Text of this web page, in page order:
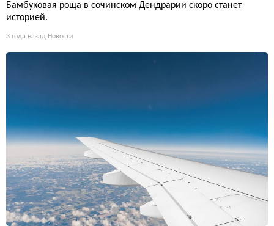
Бамбуковая роща в сочинском Дендрарии скоро станет
историей.
3 года назад Новости